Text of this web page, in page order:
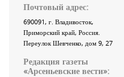
Почтовый адрес:
690091, г. Владивосток,
Приморский край, Россия
Переулок Шевченко, дом 9, 27
Редакция газеты
«Арсеньевские вести»: